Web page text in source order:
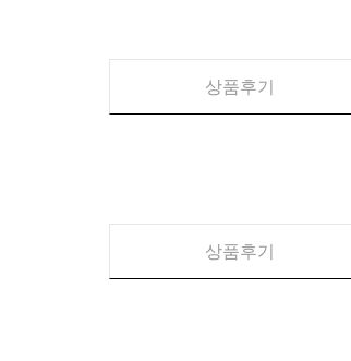
상품후기
상품후기